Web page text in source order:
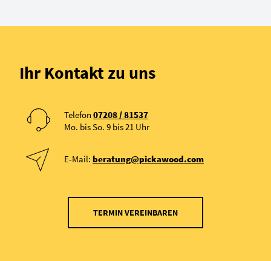
Ihr Kontakt zu uns
Telefon 07208 / 81537
Mo. bis So. 9 bis 21 Uhr
E-Mail: beratung@pickawood.com
TERMIN VEREINBAREN